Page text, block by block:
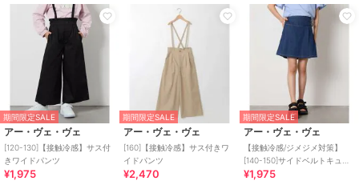
期間限定SALE
アー・ヴェ・ヴェ
[120-130]【接触冷感】サス付
きワイドパンツ
¥1,975
期間限定SALE
アー・ヴェ・ヴェ
[160]【接触冷感】サス付きワ
イドパンツ
¥2,470
期間限定SALE
アー・ヴェ・ヴェ
【接触冷感/ジメジメ対策】
[140-150]サイドベルトキュロ
ット
¥1,975